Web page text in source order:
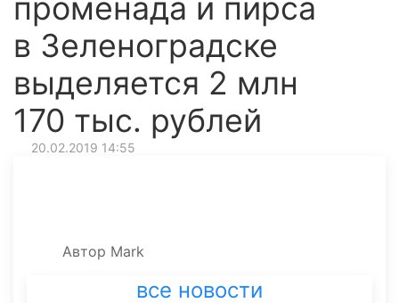
променада и пирса
в Зеленоградске
выделяется 2 млн
170 тыс. рублей
20.02.2019 14:55
Автор Mark
все новости